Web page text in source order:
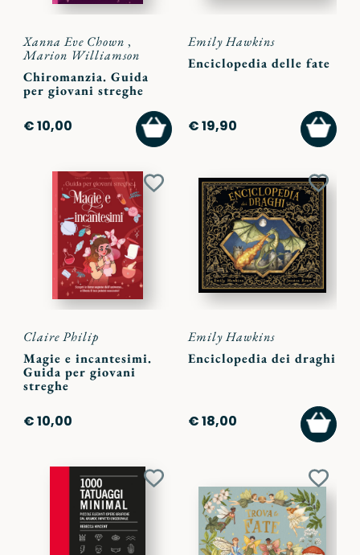
Xanna Eve Chown ,
Marion Williamson
Chiromanzia. Guida
per giovani streghe
€ 10,00
AGGIUNGI
AL
CARRELLO
Emily Hawkins
Enciclopedia delle fate
€ 19,90
AL
Aggiungi
Claire Philip
Magie e incantesimi.
Guida per giovani
streghe
€ 10,00
ai
Emily Hawkins
Enciclopedia dei draghi
€ 18,00
AL
Aggiungi
preferiti
ai